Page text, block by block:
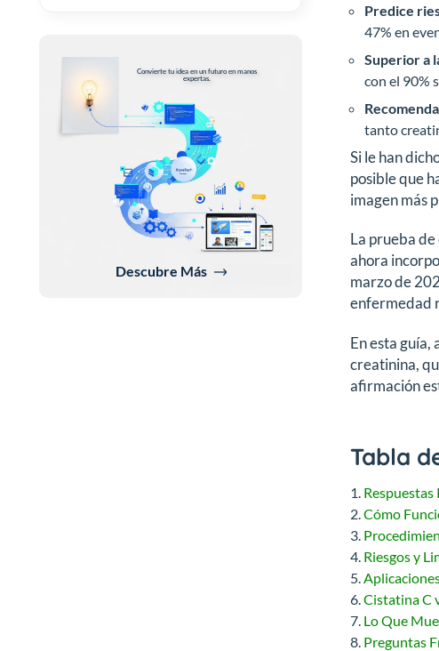
Predice
47% en
Superior a
con el 90%
tanto
Si le han
posible que
imagen más
La prueba
ahora
marzo de
enfermedad
En esta
creatinina,
afirmación
Tabla
Respuestas
Cómo
Riesgos y
Cistatina C
Lo Que
Preguntas
Convierte tu idea en un futuro en manos
expertas.
Descubre Más